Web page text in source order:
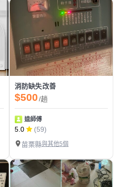
消防缺失改善
$500/趟
逵師傅
5.0
(59)
苗栗縣與其他5個